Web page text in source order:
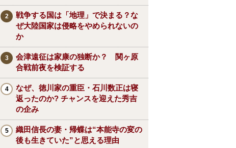
戦争する国は「地理」で決まる？な
ぜ大陸国家は侵略をやめられないの
か
会津遠征は家康の独断か？ 関ヶ原
合戦前夜を検証する
なぜ、徳川家の重臣・石川数正は寝
返ったのか? チャンスを迎えた秀吉
の企み
織田信長の妻・帰蝶は“本能寺の変の
後も生きていた”と思える理由